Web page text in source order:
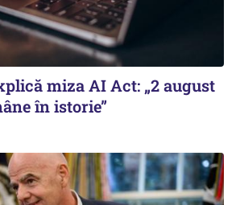
miza AI Act: „2 august
în istorie”